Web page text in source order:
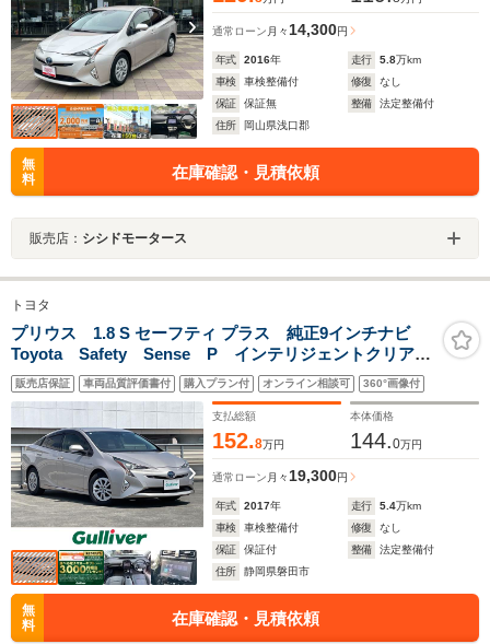
通常ローン 月々14,300円
年式 2016年 走行 5.8万km
車検
車検整備付 修復
なし
保証
保証無 整備
法定整備付
住所
岡山県浅口郡
無
料
在庫確認・見積依頼
販売店： シシドモータース
トヨタ
プリウス 1.8 S セーフティ プラス 純正9インチナビ
Toyota Safety Sense P インテリジェントクリアラ
ンスソナー シンプルインテリジェントパーキングアシ
スト カラーヘッドアップディスプレイ ドライブレコ
販売店保証 車両品質評価書付 購入プラン付 オンライン相談可 360°画像付
支払総額
152.8万円
本体価格
144.0万円
通常ローン 月々19,300円
年式 2017年 走行 5.4万km
車検
車検整備付 修復
なし
保証
保証付 整備
法定整備付
住所
静岡県磐田市
無
料
在庫確認・見積依頼